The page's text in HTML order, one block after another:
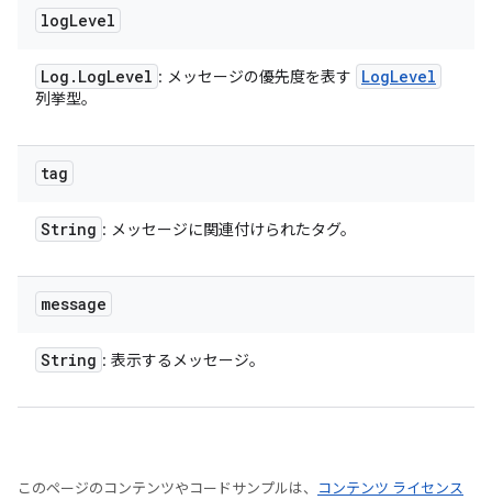
logLevel
Log . LogLevel : メッセージの優先度を表す LogLevel
列挙型。
tag
String : メッセージに関連付けられたタグ。
message
String : 表示するメッセージ。
このページのコンテンツやコードサンプルは、
コンテンツ ライセンス